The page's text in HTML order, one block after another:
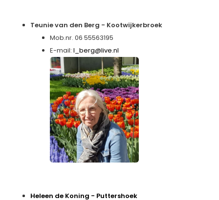
Teunie van den Berg - Kootwijkerbroek
Mob.nr. 06 55563195
E-mail:l_berg@live.nl
Heleen de Koning - Puttershoek